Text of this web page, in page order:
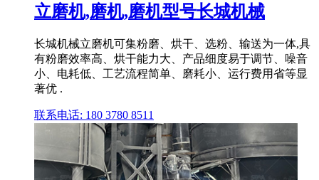
立磨机,磨机,磨机型号长城机械
长城机械立磨机可集粉磨、烘干、选粉、输送为一体,具
有粉磨效率高、烘干能力大、产品细度易于调节、噪音
小、电耗低、工艺流程简单、磨耗小、运行费用省等显
著优 .
联系电话: 180 3780 8511